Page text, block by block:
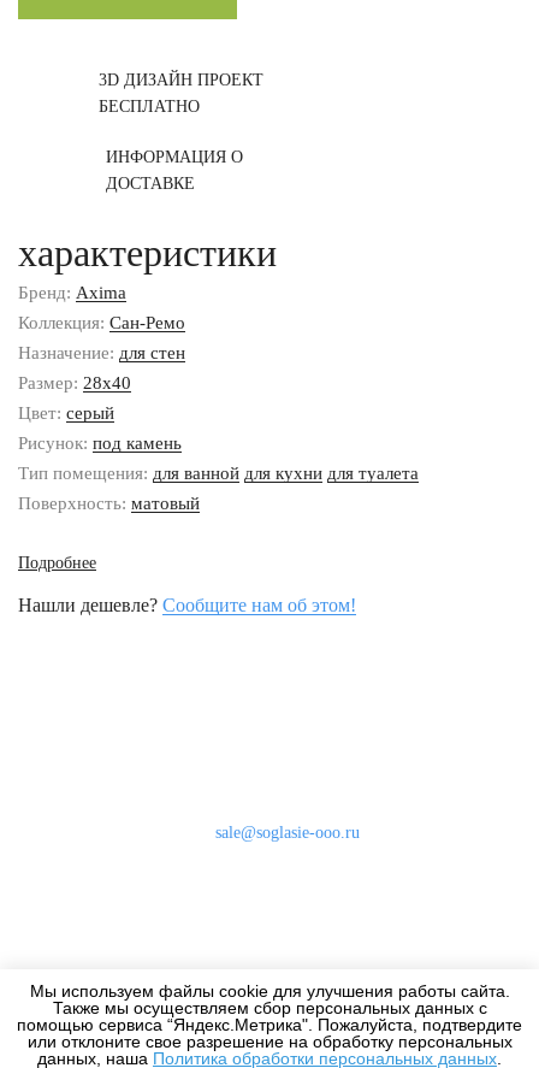
3D ДИЗАЙН ПРОЕКТ
БЕСПЛАТНО
ИНФОРМАЦИЯ О
ДОСТАВКЕ
характеристики
Бренд: Axima
Коллекция: Сан-Ремо
Назначение: для стен
Размер: 28x40
Цвет: серый
Рисунок: под камень
Тип помещения: для ванной для кухни для туалета
Поверхность: матовый
Подробнее
Нашли дешевле? Сообщите нам об этом!
Мы используем файлы cookie для улучшения работы сайта.
Также мы осуществляем сбор персональных данных с
помощью сервиса “Яндекс.Метрика". Пожалуйста, подтвердите
или отклоните свое разрешение на обработку персональных
данных, наша Политика обработки персональных данных
sale@soglasie-ooo.ru
Дизайнерам